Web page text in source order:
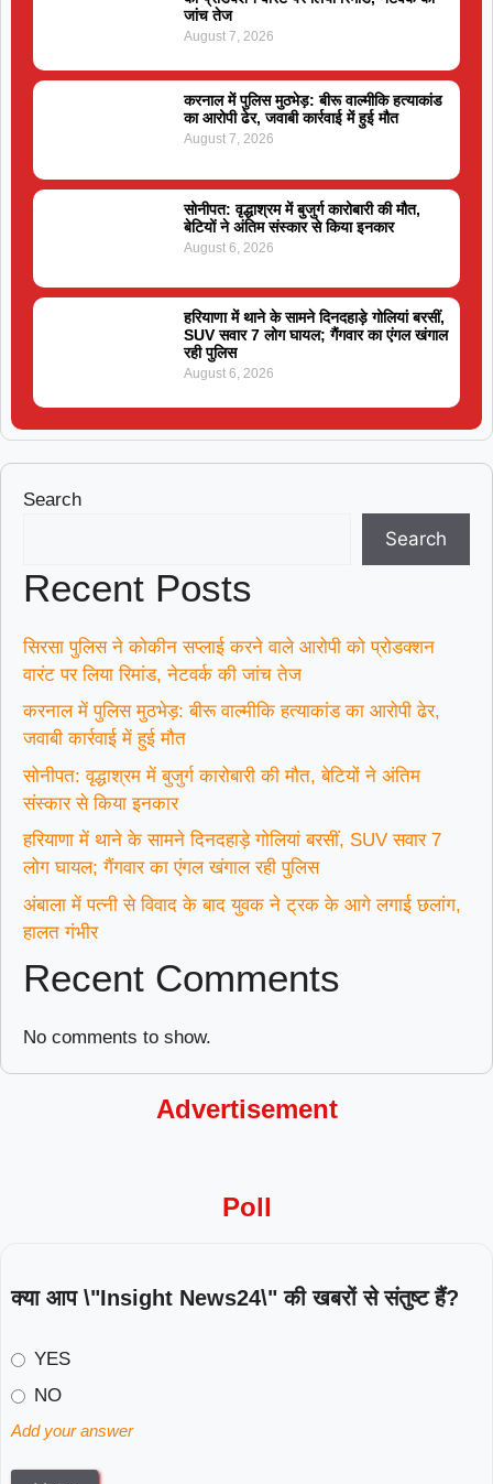
जांच तेज
August 7, 2026
करनाल में पुलिस मुठभेड़: बीरू वाल्मीकि हत्याकांड
का आरोपी ढेर, जवाबी कार्रवाई में हुई मौत
August 7, 2026
सोनीपत: वृद्धाश्रम में बुजुर्ग कारोबारी की मौत,
बेटियों ने अंतिम संस्कार से किया इनकार
August 6, 2026
हरियाणा में थाने के सामने दिनदहाड़े गोलियां बरसीं,
SUV सवार 7 लोग घायल; गैंगवार का एंगल खंगाल
रही पुलिस
August 6, 2026
Search
Search
Recent Posts
सिरसा पुलिस ने कोकीन सप्लाई करने वाले आरोपी को प्रोडक्शन
वारंट पर लिया रिमांड, नेटवर्क की जांच तेज
करनाल में पुलिस मुठभेड़: बीरू वाल्मीकि हत्याकांड का आरोपी ढेर,
जवाबी कार्रवाई में हुई मौत
सोनीपत: वृद्धाश्रम में बुजुर्ग कारोबारी की मौत, बेटियों ने अंतिम
संस्कार से किया इनकार
हरियाणा में थाने के सामने दिनदहाड़े गोलियां बरसीं, SUV सवार 7
लोग घायल; गैंगवार का एंगल खंगाल रही पुलिस
अंबाला में पत्नी से विवाद के बाद युवक ने ट्रक के आगे लगाई छलांग,
हालत गंभीर
Recent Comments
No comments to show.
Advertisement
Poll
क्या आप \"Insight News24\" की खबरों से संतुष्ट हैं?
YES
NO
Add your answer